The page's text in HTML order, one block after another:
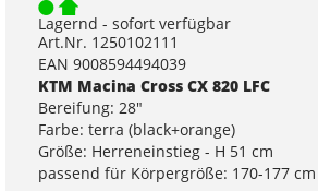
Lagernd - sofort verfügbar
Art.Nr. 1250102111
EAN 9008594494039
KTM Macina Cross CX 820 LFC
Bereifung: 28"
Farbe: terra (black+orange)
Größe: Herreneinstieg - H 51 cm
passend für Körpergröße: 170-177 cm